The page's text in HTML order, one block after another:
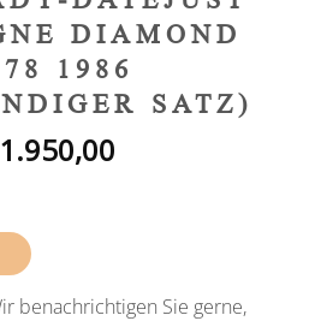
DIAMOND
1986
SATZ)
benachrichtigen Sie gerne,